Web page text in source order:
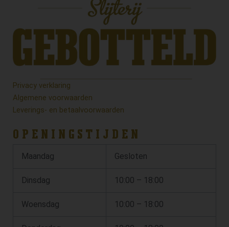
Privacy verklaring
Algemene voorwaarden
Leverings- en betaalvoorwaarden
OPENINGSTIJDEN
Maandag Gesloten
Dinsdag 10:00 – 18:00
Woensdag 10:00 – 18:00